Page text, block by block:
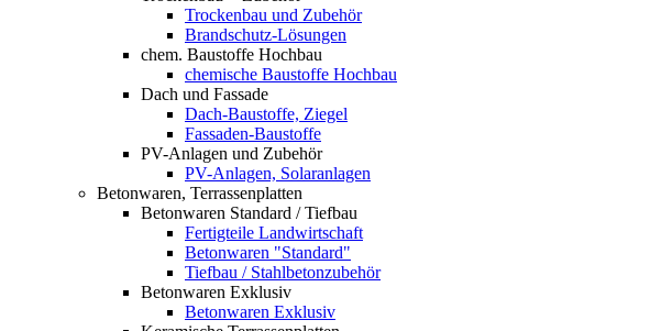
Trockenbau und Zubehör
Brandschutz-Lösungen
chem. Baustoffe Hochbau
chemische Baustoffe Hochbau
Dach und Fassade
Dach-Baustoffe, Ziegel
Fassaden-Baustoffe
PV-Anlagen und Zubehör
PV-Anlagen, Solaranlagen
Betonwaren, Terrassenplatten
Betonwaren Standard / Tiefbau
Fertigteile Landwirtschaft
Betonwaren "Standard"
Tiefbau / Stahlbetonzubehör
Betonwaren Exklusiv
Betonwaren Exklusiv